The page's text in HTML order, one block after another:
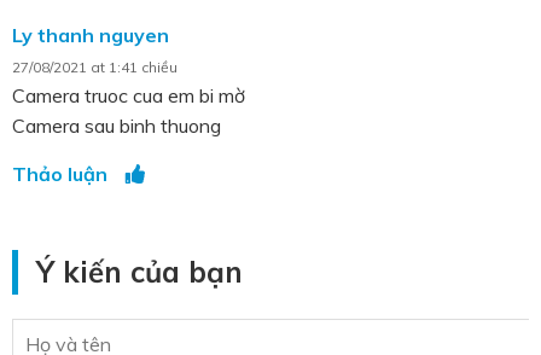
Ly thanh nguyen
27/08/2021 at 1:41 chiều
Camera truoc cua em bi mờ
Camera sau binh thuong
Thảo luận
Ý kiến của bạn